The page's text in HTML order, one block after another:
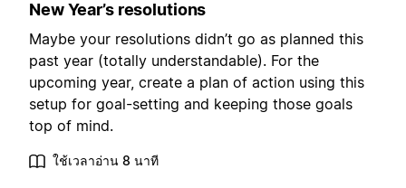
New Year’s resolutions
Maybe your resolutions didn’t go as planned this
past year (totally understandable). For the
upcoming year, create a plan of action using this
setup for goal-setting and keeping those goals
top of mind.
ใช้เวลาอ่าน 8 นาที